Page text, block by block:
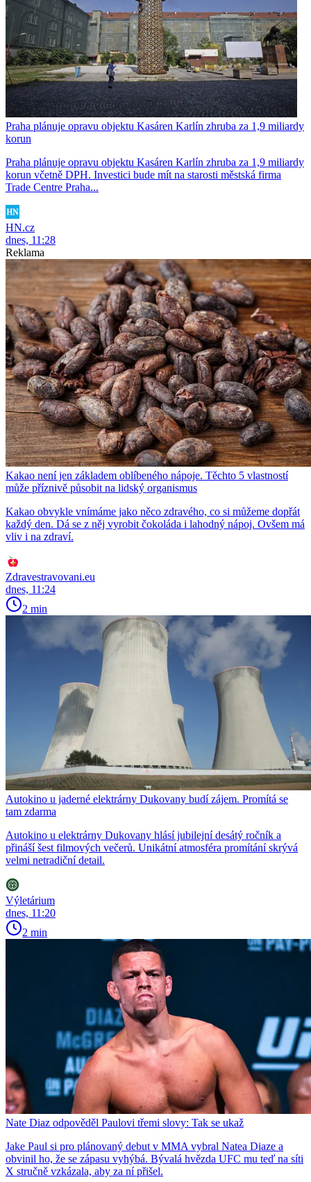
Praha plánuje opravu objektu Kasáren Karlín zhruba za 1,9 miliardy
korun
Praha plánuje opravu objektu Kasáren Karlín zhruba za 1,9 miliardy
korun včetně DPH. Investici bude mít na starosti městská firma
Trade Centre Praha...
HN.cz
dnes, 11:28
Reklama
Kakao není jen základem oblíbeného nápoje. Těchto 5 vlastností
může příznivě působit na lidský organismus
Kakao obvykle vnímáme jako něco zdravého, co si můžeme dopřát
každý den. Dá se z něj vyrobit čokoláda i lahodný nápoj. Ovšem má
vliv i na zdraví.
Zdravestravovani.eu
dnes, 11:24
2 min
Autokino u jaderné elektrárny Dukovany budí zájem. Promítá se
tam zdarma
Autokino u elektrárny Dukovany hlásí jubilejní desátý ročník a
přináší šest filmových večerů. Unikátní atmosféra promítání skrývá
velmi netradiční detail.
Výletárium
dnes, 11:20
2 min
Nate Diaz odpověděl Paulovi třemi slovy: Tak se ukaž
Jake Paul si pro plánovaný debut v MMA vybral Natea Diaze a
obvinil ho, že se zápasu vyhýbá. Bývalá hvězda UFC mu teď na síti
X stručně vzkázala, aby za ní přišel.